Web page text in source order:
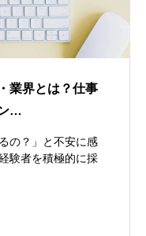
業界とは？仕事
…
の？」と不安に感
験者を積極的に採